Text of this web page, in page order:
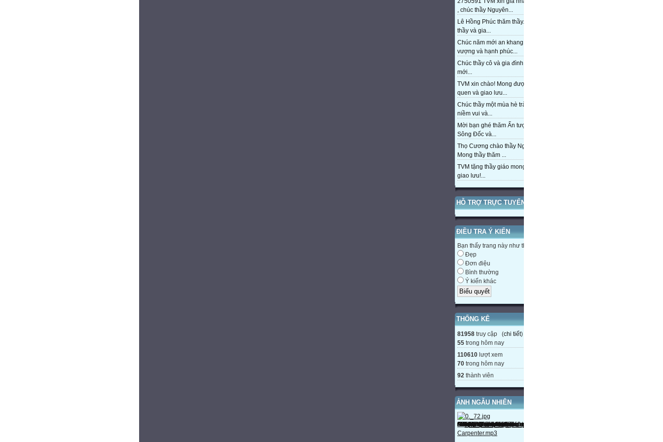
, chúc thầy Nguyên...
Lê Hồng Phúc thăm thầy. Chúc
thầy và gia...
Chúc năm mới an khang, thịnh
vượng và hạnh phúc...
Chúc thầy cô và gia đình năm
mới...
TVM xin chào! Mong được làm
quen và giao lưu...
Chúc thầy một mùa hè tràn đầy
niềm vui và...
Mời bạn ghé thăm Ấn tượng cửa
Sông Đốc và...
Thọ Cương chào thầy Nguyễn.
Mong thầy thăm ...
TVM tặng thầy giáo mong được
giao lưu!...
HỖ TRỢ TRỰC TUYẾN
ĐIỀU TRA Ý KIẾN
Bạn thấy trang này như thế nào?
Đẹp
Đơn điệu
Bình thường
Ý kiến khác
THỐNG KÊ
81958 truy cập (chi tiết)
55 trong hôm nay
110610 lượt xem
70 trong hôm nay
92 thành viên
ẢNH NGẪU NHIÊN